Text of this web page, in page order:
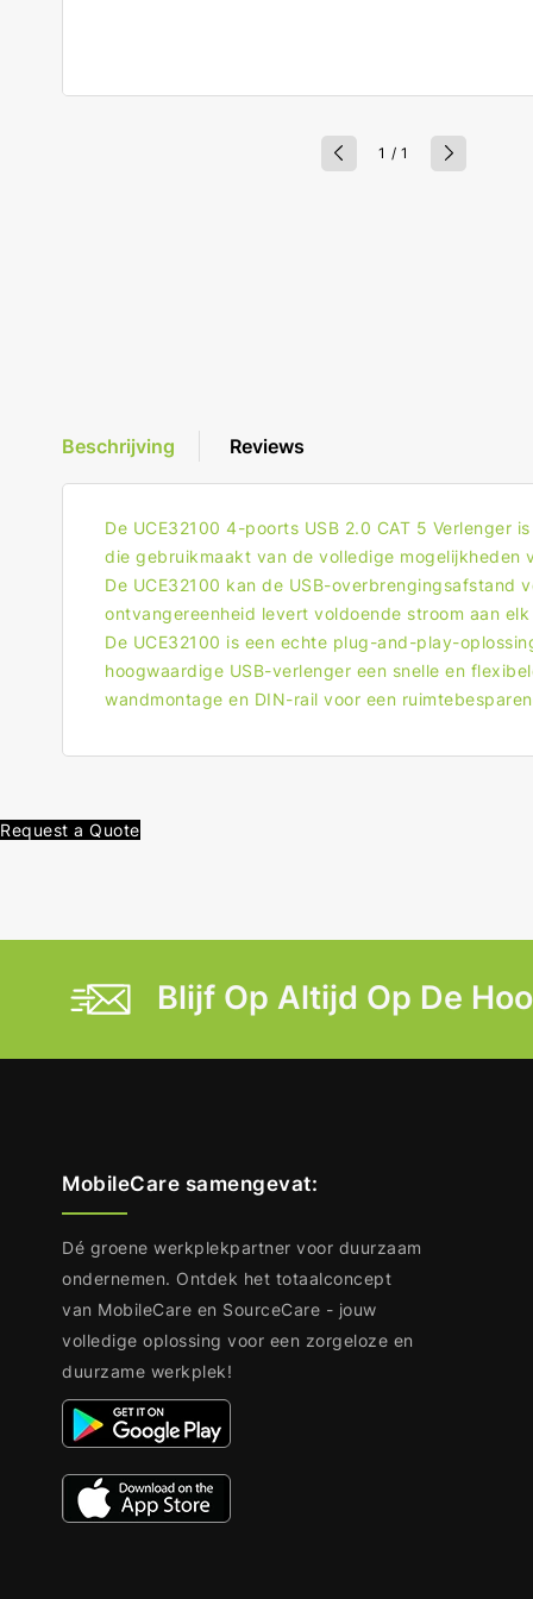
1 /van
1
Beschrijving Reviews
De UCE32100 4-poorts USB 2.0 CAT 5
die gebruikmaakt van de volledige mogelijkheden
De UCE32100 kan de USB-overbrengingsafstand
ontvangereenheid levert voldoende stroom aan
De UCE32100 is een echte plug-and-play-
hoogwaardige USB-verlenger een snelle en
wandmontage en DIN-rail voor een
Request a Quote
Blijf Op Altijd Op De
MobileCare samengevat:
Dé groene werkplekpartner voor duurzaam
ondernemen. Ontdek het totaalconcept
van MobileCare en SourceCare - jouw
volledige oplossing voor een zorgeloze en
duurzame werkplek!